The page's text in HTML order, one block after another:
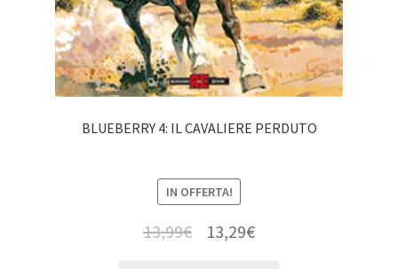
BLUEBERRY 4: IL CAVALIERE PERDUTO
IN OFFERTA!
13,99€ 13,29€